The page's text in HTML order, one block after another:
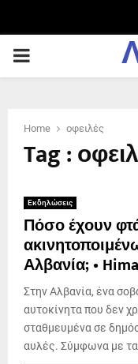
PRIMARY
Home οφειλές
Tag :
Εκδηλώσεις
Πόσο έχουν
Αλβανία; •
Στην Αλβανία, ένα
αυτοκίνητα που δεν
σταθμευμένα σε
αυλές. Σύμφωνα με